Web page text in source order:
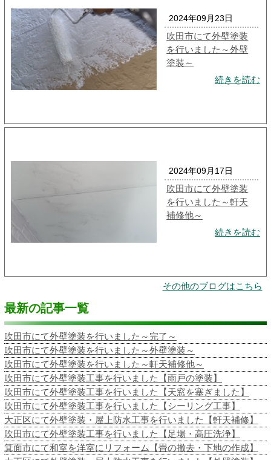
2024年09月23日
吹田市にて外壁塗装
を行いました～外壁
塗装～
続きを読む
2024年09月17日
吹田市にて外壁塗装
を行いました～軒天
補修他～
続きを読む
その他のブログはこちら
最新の記事一覧
吹田市にて外壁塗装を行いました～完了～
吹田市にて外壁塗装を行いました～外壁塗装～
吹田市にて外壁塗装を行いました～軒天補修他～
吹田市にて外壁塗装工事を行いました【雨戸の塗装】
吹田市にて外壁塗装工事を行いました【天窓を塞ぎました】
吹田市にて外壁塗装工事を行いました【シーリング工事】
大正区にて外壁塗装・屋上防水工事を行いました【軒天補修】
吹田市にて外壁塗装工事を行いました【足場・高圧洗浄】
箕面市にて和室を洋室にリフォーム【畳の撤去・下地の作成】